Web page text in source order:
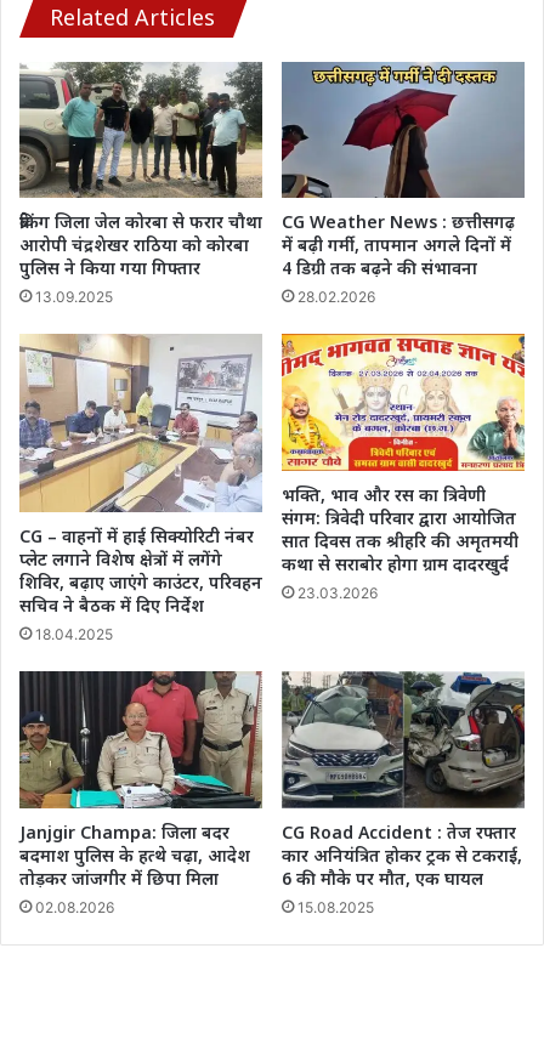
टूर्नामेंट
में
भाग
लेने
की
अपील
Related Articles
ब्रेकिंग जिला जेल कोरबा से फरार चौथा
आरोपी चंद्रशेखर राठिया को कोरबा
पुलिस ने किया गया गिफ्तार
13.09.2025
CG Weather News : छत्तीसगढ़
में बढ़ी गर्मी, तापमान अगले दिनों में
4 डिग्री तक बढ़ने की संभावना
28.02.2026
CG – वाहनों में हाई सिक्योरिटी नंबर
प्लेट लगाने विशेष क्षेत्रों में लगेंगे
शिविर, बढ़ाए जाएंगे काउंटर, परिवहन
सचिव ने बैठक में दिए निर्देश
18.04.2025
​भक्ति, भाव और रस का त्रिवेणी
संगम: त्रिवेदी परिवार द्वारा आयोजित
सात दिवस तक श्रीहरि की अमृतमयी
कथा से सराबोर होगा ग्राम दादरखुर्द
23.03.2026
Janjgir Champa: जिला बदर
बदमाश पुलिस के हत्थे चढ़ा, आदेश
तोड़कर जांजगीर में छिपा मिला
02.08.2026
CG Road Accident : तेज रफ्तार
कार अनियंत्रित होकर ट्रक से टकराई,
6 की मौके पर मौत, एक घायल
15.08.2025